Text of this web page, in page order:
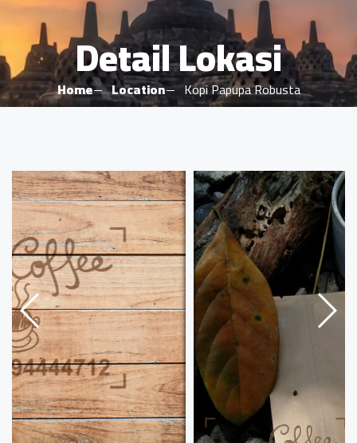
Detail Lokasi
Home Location Kopi Papupa Robusta